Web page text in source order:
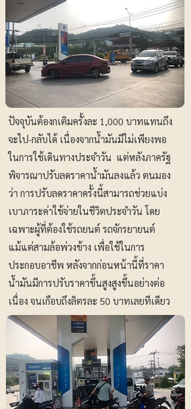
ปัจจุบันต้องกเติมครั้งละ 1,000 บาทแทนถึง
จะไป-กลับได้ เนื่องจากน้ำมันมีไม่เพียงพอ
ในการใช้เดินทางประจำวัน แต่หลังภาครัฐ
พิจารณาปรับลดราคาน้ำมันลงแล้ว ตนมอง
ว่า การปรับลดราคาครั้งนี้สามารถช่วยแบ่ง
เบาภาระค่าใช้จ่ายในชีวิตประจำวัน โดย
เฉพาะผู้ที่ต้องใช้รถยนต์ รถจักรยายนต์
แม้แต่สามล้อพ่วงข้าง เพื่อใช้ในการ
ประกอบอาชีพ หลังจากก่อนหน้านี้ที่ราคา
น้ำมันมีการปรับราคาขึ้นสูงสูงขึ้นอย่างต่อ
เนื่อง จนเกือบถึงลิตรละ 50 บาทเลยทีเดียว